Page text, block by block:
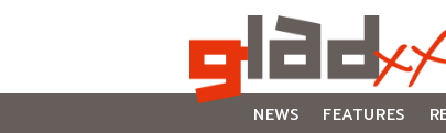
NEWS FEATURES